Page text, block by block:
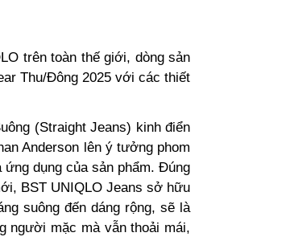
trên toàn thế giới, dòng sản
Thu/Đông 2025 với các thiết
(Straight Jeans) kinh điển
Anderson lên ý tưởng phom
dụng của sản phẩm. Đúng
BST UNIQLO Jeans sở hữu
suông đến dáng rộng, sẽ là
người mặc mà vẫn thoải mái,